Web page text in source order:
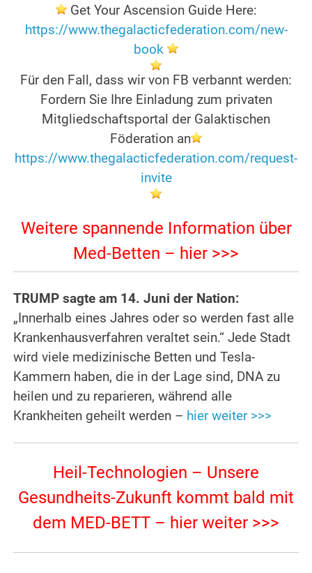
Get Your Ascension Guide Here:
https://www.thegalacticfederation.com/new-
book
Für den Fall, dass wir von FB verbannt werden:
Fordern Sie Ihre Einladung zum privaten
Mitgliedschaftsportal der Galaktischen
Föderation an
https://www.thegalacticfederation.com/request-
invite
Weitere spannende Information über
Med-Betten – hier >>>
TRUMP sagte am 14. Juni der Nation:
„Innerhalb eines Jahres oder so werden fast alle
Krankenhausverfahren veraltet sein.“Jede Stadt
wird viele medizinische Betten und Tesla-
Kammern haben, die in der Lage sind, DNA zu
heilen und zu reparieren, während alle
Krankheiten geheilt werden – hier weiter >>>
Heil-Technologien – Unsere
Gesundheits-Zukunft kommt bald mit
dem MED-BETT – hier weiter >>>